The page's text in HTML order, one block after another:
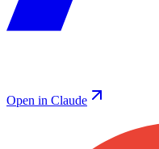
Open in Claude